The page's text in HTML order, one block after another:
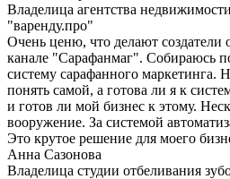
Владелица агентства недвижимости
"варенду.про"
Очень ценю, что делают создатели
канале "Сарафанмаг". Собираюсь
систему сарафанного маркетинга.
понять самой, а готова ли я к
и готов ли мой бизнес к этому.
вооружение. За системой
Это крутое решение для моего
Анна Сазонова
Владелица студии отбеливания